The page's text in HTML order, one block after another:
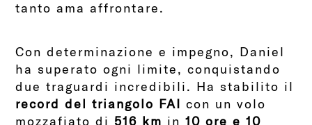
tanto ama affrontare.
Con determinazione e impegno, Daniel
ha superato ogni limite, conquistando
due traguardi incredibili. Ha stabilito il
record del triangolo FAI con un volo
mozzafiato di 516 km in 10 ore e 10